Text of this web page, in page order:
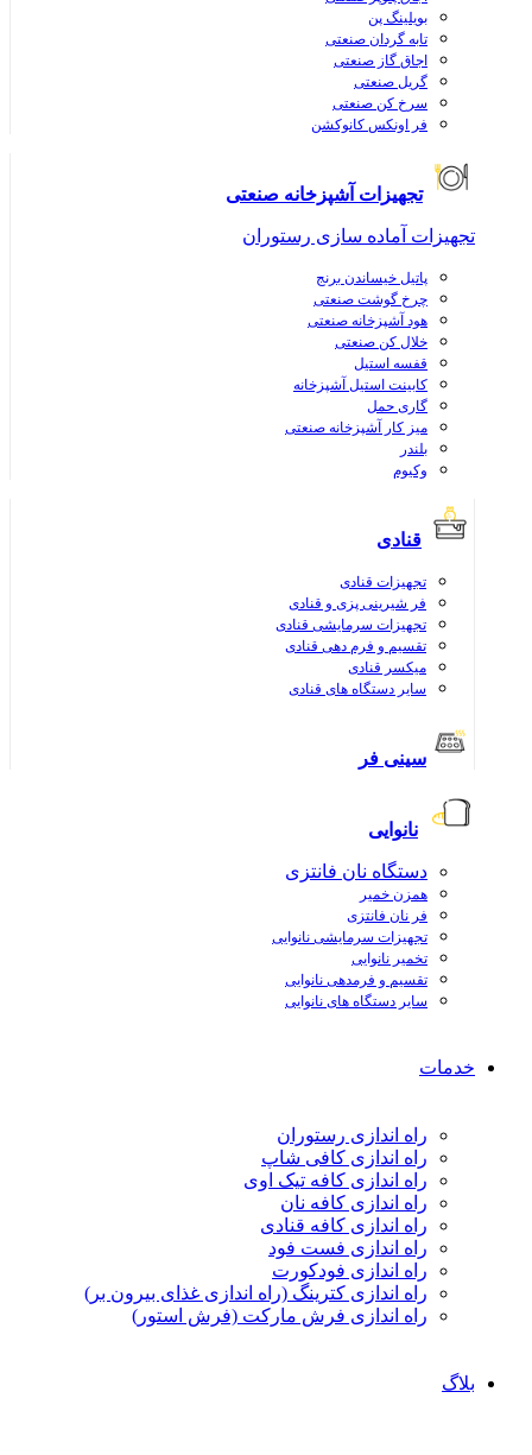
بویلینگ پن
تابه گردان صنعتی
اجاق گاز صنعتی
گریل صنعتی
سرخ کن صنعتی
فر اونکس کانوکشن
تجهیزات آشپزخانه صنعتی
تجهیزات آماده سازی رستوران
پاتیل خیساندن برنج
چرخ گوشت صنعتی
هود آشپزخانه صنعتی
خلال کن صنعتی
قفسه استیل
کابینت استیل آشپزخانه
گاری حمل
میز کار آشپزخانه صنعتی
بلندر
وکیوم
قنادی
تجهیزات قنادی
فر شیرینی پزی و قنادی
تجهیزات سرمایشی قنادی
تقسیم و فرم دهی قنادی
میکسر قنادی
سایر دستگاه های قنادی
سینی فر
نانوایی
دستگاه نان فانتزی
همزن خمیر
فر نان فانتزی
تجهیزات سرمایشی نانوایی
تخمیر نانوایی
تقسیم و فرمدهی نانوایی
سایر دستگاه های نانوایی
خدمات
راه اندازی رستوران
راه اندازی کافی شاپ
راه اندازی کافه تیک اوی
راه اندازی کافه نان
راه اندازی کافه قنادی
راه اندازی فست فود
راه اندازی فودکورت
راه اندازی کترینگ (راه‌ اندازی غذای بیرون بر)
راه اندازی فرش مارکت (فرش استور)
بلاگ